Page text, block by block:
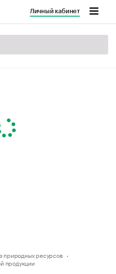
Личный кабинет
природных ресурсов
продукции